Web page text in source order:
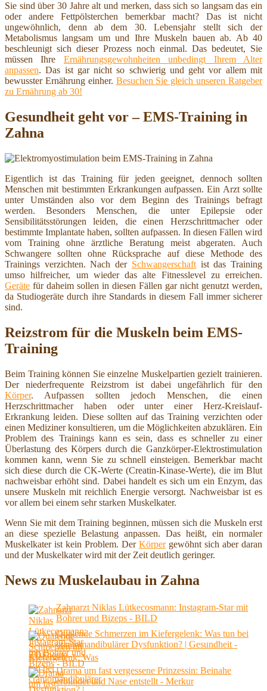
Sie sind über 30 Jahre alt und merken, dass sich so langsam das ein
oder andere Fettpölsterchen bemerkbar macht? Das ist nicht
ungewöhnlich, denn ab dem 30. Lebensjahr stellt sich der
Metabolismus langsam um und Ihre Muskeln bauen ab. Ab 40
beschleunigt sich dieser Prozess noch einmal. Das bedeutet, Sie
müssen Ihre Ernährungsgewohnheiten unbedingt Ihrem Alter
anpassen. Das ist gar nicht so schwierig und geht vor allem mit
bewusster Ernährung einher. Besuchen Sie gleich unseren Ratgeber
zu Ernährung ab 30!
Gesundheit geht vor – EMS-Training in
Zahna
Eigentlich ist das Training für jeden geeignet, dennoch sollten
Menschen mit bestimmten Erkrankungen aufpassen. Ein Arzt sollte
unter Umständen also vor dem Beginn des Trainings befragt
werden. Besonders Menschen, die unter Epilepsie oder
Sensibilitätsstörungen leiden, die einen Herzschrittmacher oder
bestimmte Implantate haben, sollten aufpassen. In diesen Fällen wird
vom Training ohne ärztliche Beratung meist abgeraten. Auch
Schwangere sollten ohne Rücksprache auf diese Methode des
Trainings verzichten. Nach der Schwangerschaftist das Training
umso hilfreicher, um wieder das alte Fitnesslevel zu erreichen.
Geräte für daheim sollen in diesen Fällen gar nicht genutzt werden,
da Studiogeräte durch ihre Standards in diesem Fall immer sicherer
sind.
Reizstrom für die Muskeln beim EMS-
Training
Beim Training können Sie einzelne Muskelpartien gezielt trainieren.
Der niederfrequente Reizstrom ist dabei ungefährlich für den
Körper. Aufpassen sollten jedoch Menschen, die einen
Herzschrittmacher haben oder unter einer Herz-Kreislauf-
Erkrankung leiden. Diese sollten auf das Training verzichten oder
einen Mediziner konsultieren, um die Möglichkeiten abzuklären. Ein
Problem des Trainings kann es sein, dass es schneller zu einer
Überlastung des Körpers durch die Ganzkörper-Elektrostimulation
kommen kann, wenn Sie zu schnell einsteigen. Bemerkbar macht
sich diese durch die CK-Werte (Creatin-Kinase-Werte), die im Blut
nachweisbar erhöht sind. Dabei handelt es sich um ein Enzym, das
unsere Muskeln mit reichlich Energie versorgt. Nachweisbar ist es
vor allem bei einem sehr starken Muskelkater.
Wenn Sie mit dem Training beginnen, müssen sich die Muskeln erst
an diese spezielle Belastung anpassen. Das heißt, ein normaler
Muskelkater ist kein Problem. Der Körpergewöhnt sich aber daran
und der Muskelkater wird mit der Zeit deutlich geringer.
News zu Muskelaubau in Zahna
Zahnarzt Niklas Lütkecosmann: Instagram-Star mit
Bohrer und Bizeps - BILD
Quälende Schmerzen im Kiefergelenk: Was tun bei
craniomandibulärer Dysfunktion? | Gesundheit -
ZDFheute
Drama um fast vergessene Prinzessin: Beinahe
erblindet und Nase entstellt - Merkur